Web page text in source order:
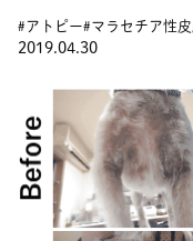
#アトピー#マラセチア性
2019.04.30